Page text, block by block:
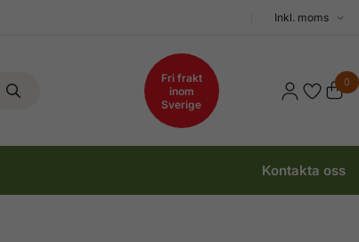
Välj
Fri frakt
inom
Sverige
0
Kontakta oss